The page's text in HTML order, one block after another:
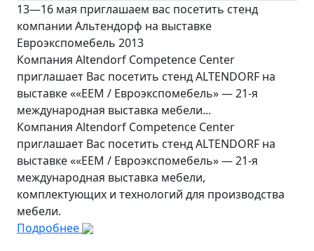
13—16 мая приглашаем вас посетить стенд
компании Альтендорф на выставке
Евроэкспомебель 2013
Компания Altendorf Competence Center
приглашает Вас посетить стенд ALTENDORF на
выставке ««ЕЕМ / Евроэкспомебель» — 21-я
международная выставка мебели...
Компания Altendorf Competence Center
приглашает Вас посетить стенд ALTENDORF на
выставке ««ЕЕМ / Евроэкспомебель» — 21-я
международная выставка мебели,
комплектующих и технологий для производства
мебели.
Подробнее